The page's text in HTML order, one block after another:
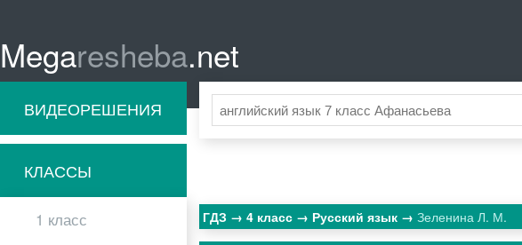
Megaresheba.net
ВИДЕОРЕШЕНИЯ
КЛАССЫ
1 класс ГДЗ 4 класс Русский язык Зеленина Л. М.